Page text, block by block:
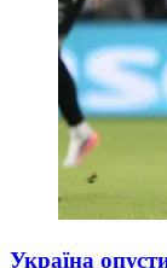
Україна